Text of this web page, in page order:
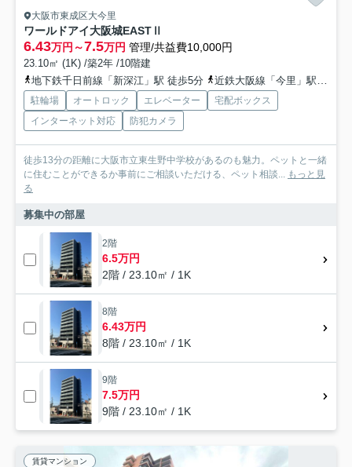
大阪市東成区大今里
ワールドアイ大阪城EASTⅡ
6.43万円～7.5万円 管理/共益費10,000円
23.10㎡ (1K) /築2年 /10階建
地下鉄千日前線「新深江」駅 徒歩5分
近鉄大阪線「今里」駅 徒歩7分
駐輪場 オートロック エレベーター
宅配ボックス
インターネット対応
防犯カメラ
徒歩13分の距離に大阪市立東生野中学校があるのも魅力。ペットと一緒
に住むことができるか事前にご相談いただける、ペット相談... もっと見
る
募集中の部屋
2階
6.5万円
2階 / 23.10㎡ / 1K
8階
6.43万円
8階 / 23.10㎡ / 1K
9階
7.5万円
9階 / 23.10㎡ / 1K
賃貸マンション